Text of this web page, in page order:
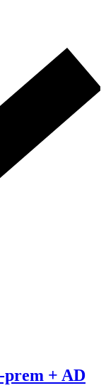
prem + AD